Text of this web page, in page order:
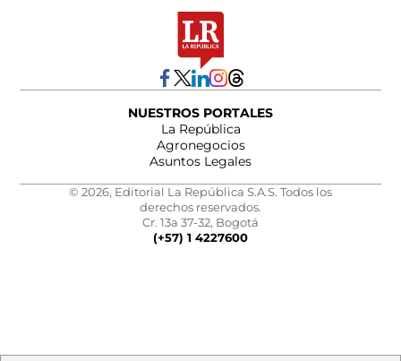
NUESTROS PORTALES
La República
Agronegocios
Asuntos Legales
© 2026, Editorial La República S.A.S. Todos los
derechos reservados.
Cr. 13a 37-32, Bogotá
(+57) 1 4227600